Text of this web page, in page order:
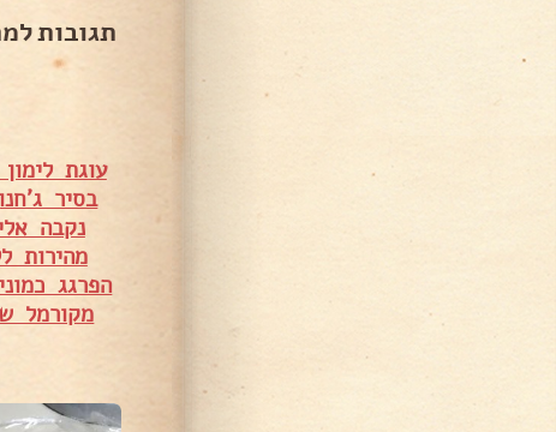
תגובות
עוגת
בסיר
נקבה
מהירות
הפרגג
מקורמל